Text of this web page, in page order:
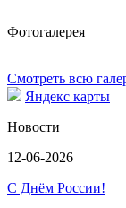
Фотогалерея
Смотреть всю
Яндекс карты
Новости
12-06-2026
С Днём России!